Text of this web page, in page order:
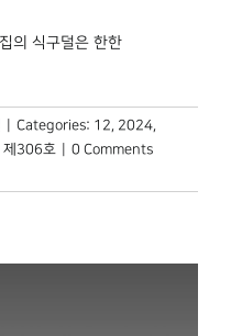
의 식구덜은 한한
Categories: 12 2024
제306호
0 Comments